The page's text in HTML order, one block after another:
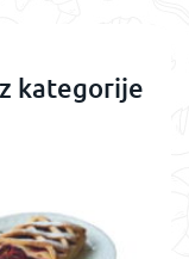
kategorije